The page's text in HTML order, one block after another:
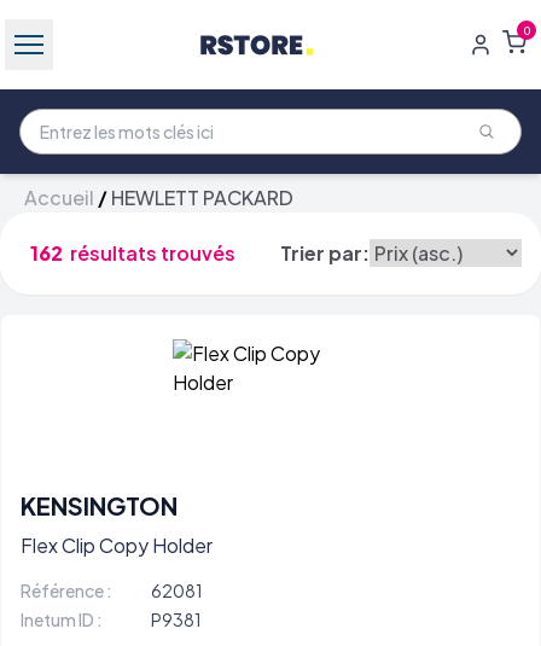
0
Accueil /HEWLETT PACKARD
162 résultats trouvés Trier par:
KENSINGTON
Flex Clip Copy Holder
Référence :
62081
Inetum ID :
P9381